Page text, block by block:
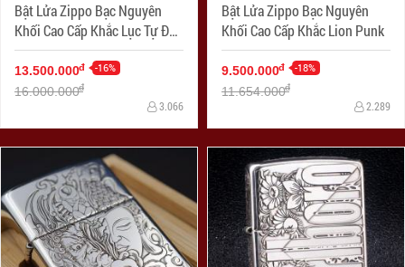
Bật Lửa Zippo Bạc Nguyên
Khối Cao Cấp Khắc Lục Tự Đại
Minh Chú Armor
13.500.000đ -16%
16.000.000đ
3.066
Bật Lửa Zippo Bạc Nguyên
Khối Cao Cấp Khắc Lion Punk
9.500.000đ -18%
11.654.000đ
2.289